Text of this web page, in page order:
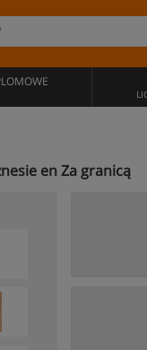
en Za granicą